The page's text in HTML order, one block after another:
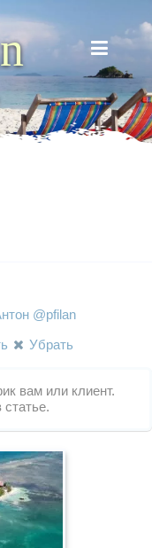
@pfilan
Убрать
вам или клиент.